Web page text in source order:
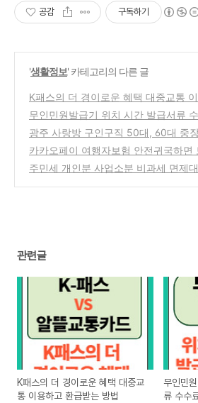
공감 구독하기
'생활정보' 카테고리의 다른 글
K패스의 더 경이로운 혜택 대중교통
환급받는 방법
(0)
무인민원발급기 위치 시간 발급서류
본 인감 가족관계증명서
(1)
광주 사랑방 구인구직 50대, 60대 중
채용 일자리 시니어인턴십
(0)
카카오페이 여행자보험 안전귀국하면
환급, 할인방법
(2)
주민세 개인분 사업소분 비과세 면제
관련글
K패스의 더 경이로운 혜택 대중교
통 이용하고 환급받는 방법
무인민
류 수수